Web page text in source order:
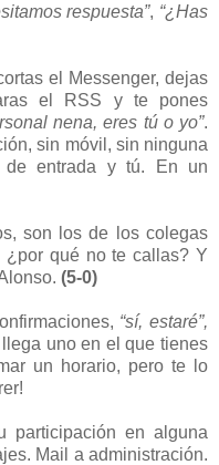
respuesta”, “¿Has
el Messenger, dejas
el RSS y te pones
nena, eres tú o yo”.
sin móvil, sin ninguna
entrada y tú. En un
son los de los colegas
¿por qué no te callas? Y
(5-0)
“sí, estaré”,
uno en el que tienes
un horario, pero te lo
participación en alguna
Mail a administración.